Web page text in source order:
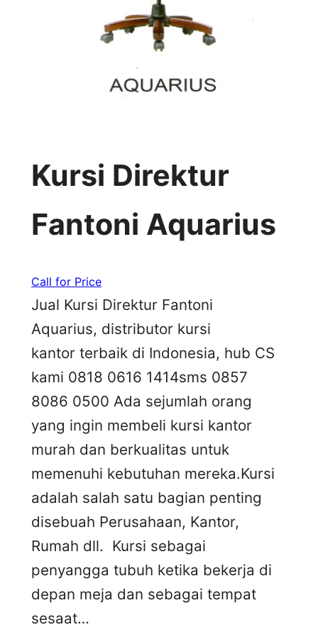
Kursi Direktur
Fantoni Aquarius
Call for Price
Jual Kursi Direktur Fantoni
Aquarius, distributor kursi
kantor terbaik di Indonesia, hub CS
kami 0818 0616 1414sms 0857
8086 0500 Ada sejumlah orang
yang ingin membeli kursi kantor
murah dan berkualitas untuk
memenuhi kebutuhan mereka.Kursi
adalah salah satu bagian penting
disebuah Perusahaan, Kantor,
Rumah dll. Kursi sebagai
penyangga tubuh ketika bekerja di
depan meja dan sebagai tempat
sesaat…